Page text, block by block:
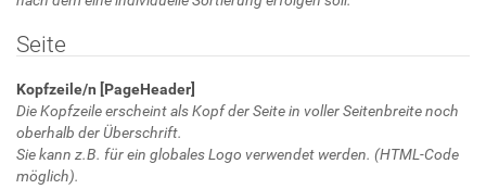
Seite
Kopfzeile/n [PageHeader]
Die Kopfzeile erscheint als Kopf der Seite in voller Seitenbreite noch
oberhalb der Überschrift.
Sie kann z.B. für ein globales Logo verwendet werden. (HTML-Code
möglich).